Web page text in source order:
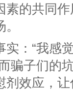
素的共同
：“我感
骗子们的
效应，让